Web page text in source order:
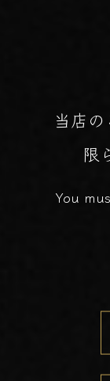
当店
限
You